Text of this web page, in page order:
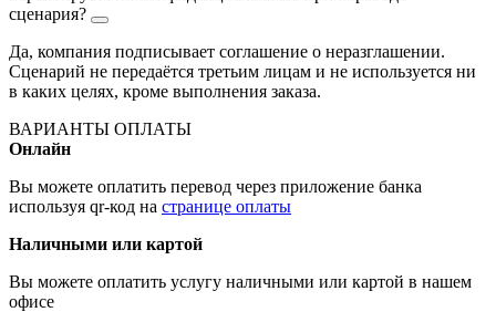
сценария?
Да, компания подписывает соглашение о неразглашении.
Сценарий не передаётся третьим лицам и не используется ни
в каких целях, кроме выполнения заказа.
ВАРИАНТЫ ОПЛАТЫ
Онлайн
Вы можете оплатить перевод через приложение банка
используя qr-код на странице оплаты
Наличными или картой
Вы можете оплатить услугу наличными или картой в нашем
офисе